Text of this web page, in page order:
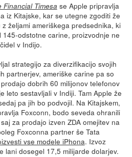
Financial Timesa se Apple pripravlja
iz Kitajske, kar se utegne zgoditi že
željami ameriškega predsednika, ki
odstotne carine, proizvodnje ne
v Indijo.
strategijo za diverzifikacijo svojih
partnerjev, ameriške carine pa so
dobrih 60 milijonov telefonov
leto sestavljali v Indiji. Tam Apple že
pa jih bo podvojil. Na Kitajskem,
Foxconn, bodo seveda ohranili
za prodajo izven ZDA omejitev na
Foxconna partner še Tata
vse modele iPhona. Izvoz
lani dosegel 17,5 milijarde dolarjev.